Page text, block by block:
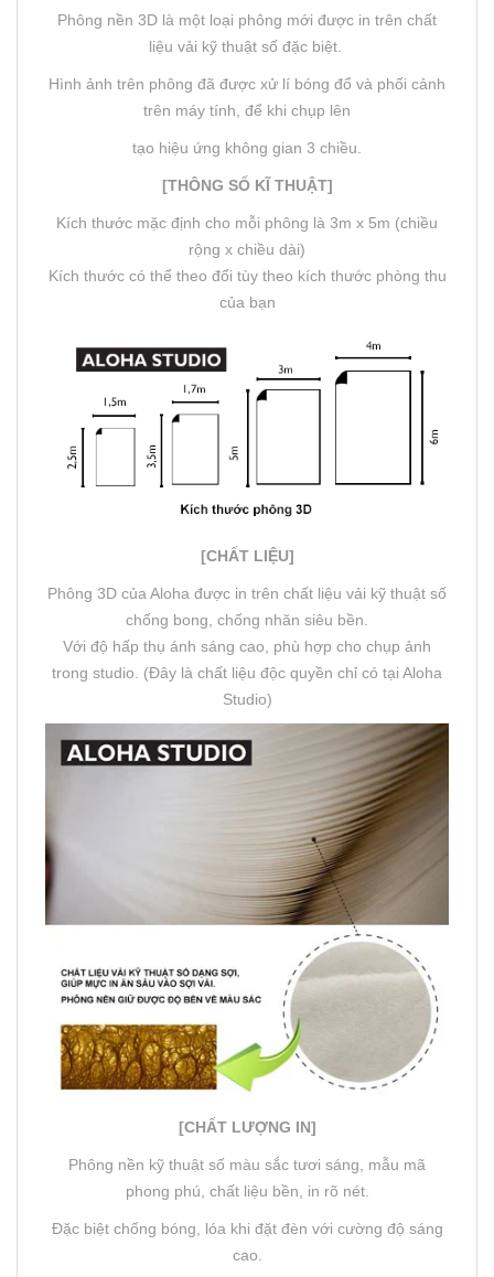
Phông nền 3D là một loại phông mới được in trên chất
liệu vải kỹ thuật số đặc biệt.
Hình ảnh trên phông đã được xử lí bóng đổ và phối cảnh
trên máy tính, để khi chụp lên
tạo hiệu ứng không gian 3 chiều.
[THÔNG SỐ KĨ THUẬT]
Kích thước mặc định cho mỗi phông là 3m x 5m (chiều
rộng x chiều dài)
Kích thước có thể theo đổi tùy theo kích thước phòng thu
của bạn
[CHẤT LIỆU]
Phông 3D của Aloha được in trên chất liệu vải kỹ thuật số
chống bong, chống nhăn siêu bền.
Với độ hấp thụ ánh sáng cao, phù hợp cho chụp ảnh
trong studio. (Đây là chất liệu độc quyền chỉ có tại Aloha
Studio)
[CHẤT LƯỢNG IN]
Phông nền kỹ thuật số màu sắc tươi sáng, mẫu mã
phong phú, chất liệu bền, in rõ nét.
Đặc biệt chống bóng, lóa khi đặt đèn với cường độ sáng
cao.